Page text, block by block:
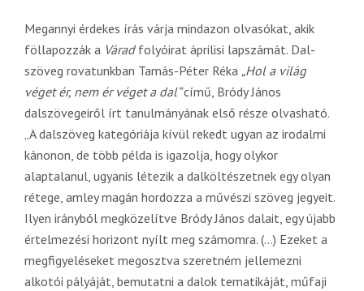
Megannyi érdekes írás várja mindazon olvasókat, akik
föllapozzák a Várad folyóirat áprilisi lapszámát. Dal-
szöveg rovatunkban Tamás-Péter Réka „Hol a világ
véget ér, nem ér véget a dal”című, Bródy János
dalszövegeiről írt tanulmányának első része olvasható.
„A dalszöveg kategóriája kívül rekedt ugyan az irodalmi
kánonon, de több példa is igazolja, hogy olykor
alaptalanul, ugyanis létezik a dalköltészetnek egy olyan
rétege, amley magán hordozza a művészi szöveg jegyeit.
Ilyen irányból megközelítve Bródy János dalait, egy újabb
értelmezési horizont nyílt meg számomra. (…) Ezeket a
megfigyeléseket megosztva szeretném jellemezni
alkotói pályáját, bemutatni a dalok tematikáját, műfaji